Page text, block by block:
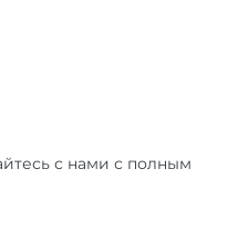
с нами с полным